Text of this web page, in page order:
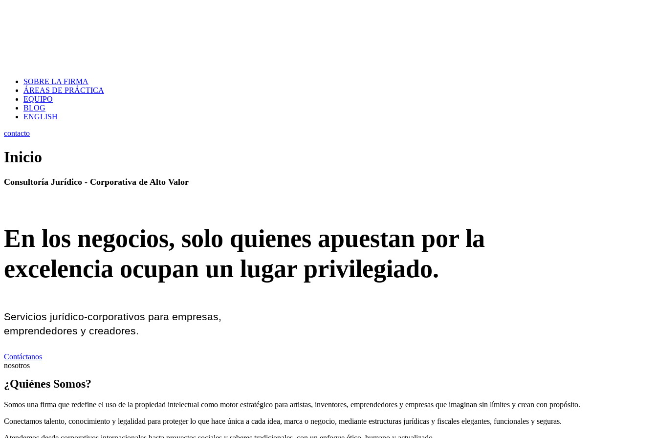
SOBRE LA FIRMA
ÁREAS DE PRÁCTICA
EQUIPO
BLOG
ENGLISH
contacto
Inicio
Consultoría Jurídico - Corporativa de Alto Valor
En los negocios, solo quienes apuestan por la
excelencia ocupan un lugar privilegiado.
Servicios jurídico-corporativos para empresas,
emprendedores y creadores.
Contáctanos
nosotros
¿Quiénes Somos?
Somos una firma que redefine el uso de la propiedad intelectual como motor estratégico para artistas, inventores, emprendedores y empresas que imaginan sin límites y crean con propósito.
Conectamos talento, conocimiento y legalidad para proteger lo que hace única a cada idea, marca o negocio, mediante estructuras jurídicas y fiscales elegantes, funcionales y seguras.